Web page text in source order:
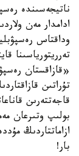
ناتيجەسىندە
ادامدار مەن
وداقتاس
تەرريتورياسىنا
«قازاقستان
تۇراتىن
قاجەتتەرىن
بولىپ وتىرعان
ازاماتتاردىڭ
بار!